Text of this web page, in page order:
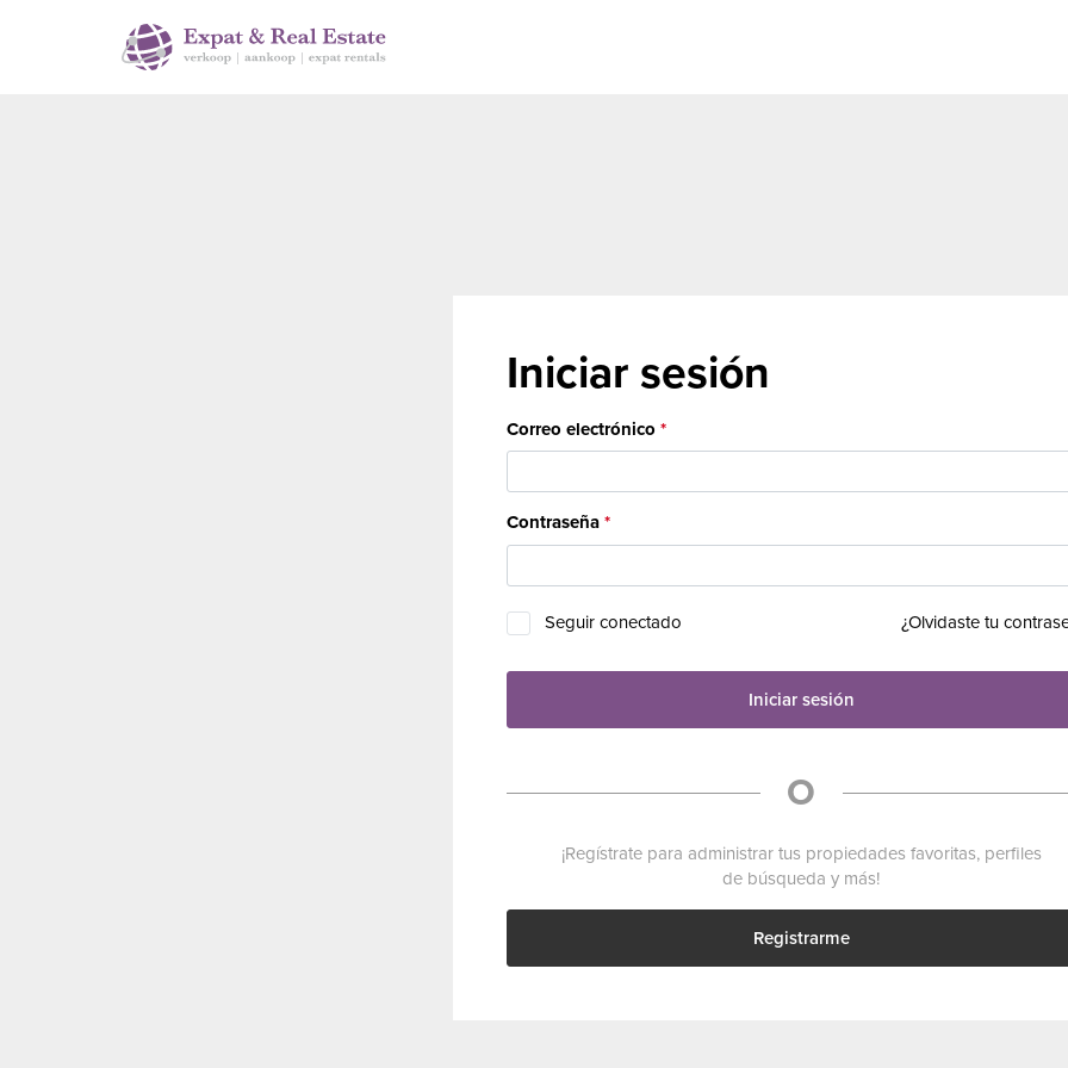
Iniciar sesión
Correo electrónico
Contraseña
Seguir conectado ¿Olvidaste tu
Iniciar sesión
O
¡Regístrate para administrar tus propiedades favoritas, perfiles
de búsqueda y más!
Registrarme